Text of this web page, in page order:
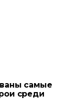
самые
среди